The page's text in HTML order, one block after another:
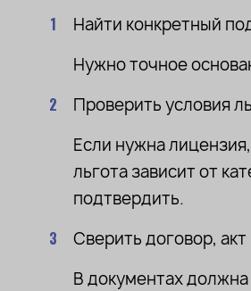
Найти конкретный
Нужно точное
Проверить условия
Если нужна
льгота зависит от
подтвердить.
Сверить договор,
В документах